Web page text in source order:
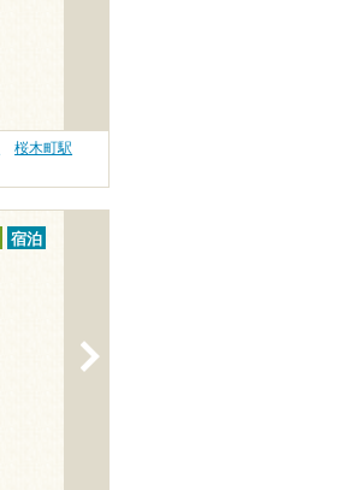
桜木町駅
宿泊